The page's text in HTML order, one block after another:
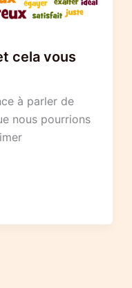
cela vous
à parler de
nous pourrions